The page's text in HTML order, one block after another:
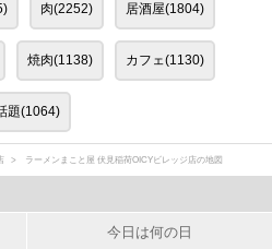
肉(2252) 居酒屋(1804)
焼肉(1138) カフェ(1130)
題(1064)
ラーメンまこと屋 伏見稲荷OICYビレッジ店の地図
今日は何の日